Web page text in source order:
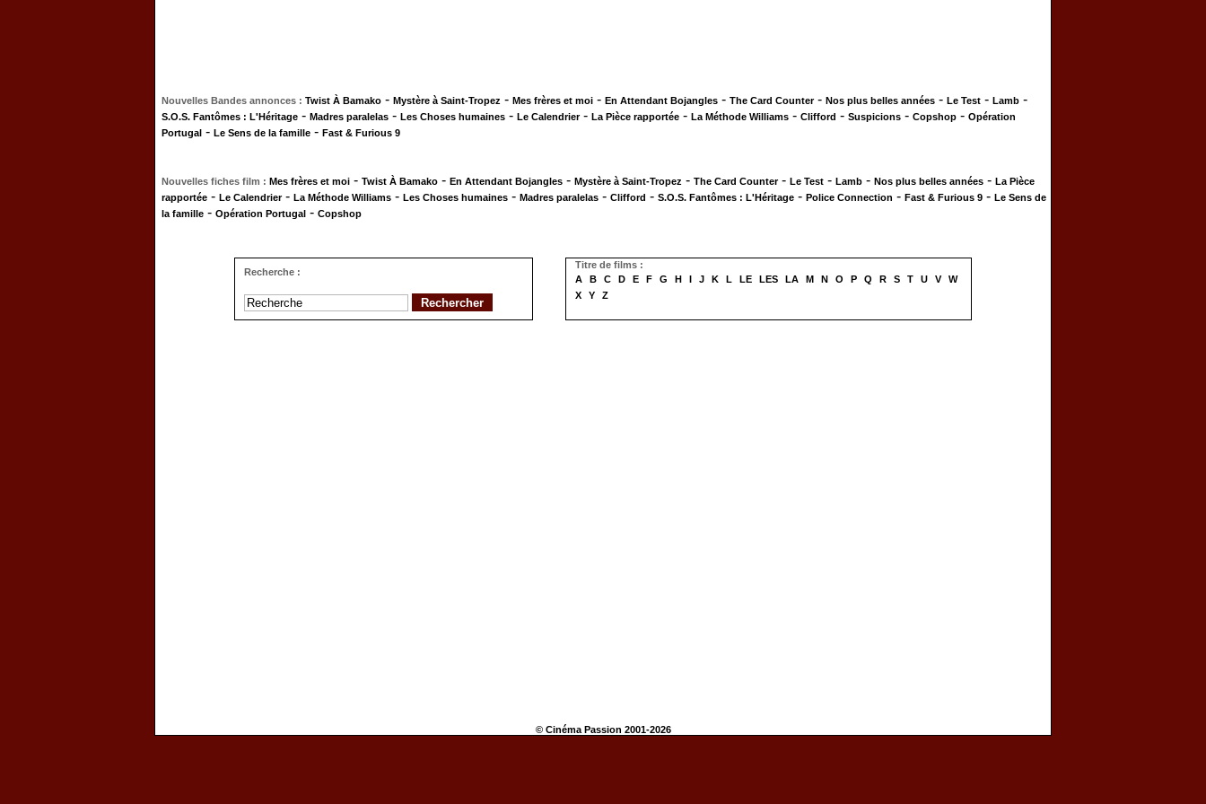
Nouvelles Bandes annonces : Twist À Bamako - Mystère à Saint-Tropez - Mes frères et moi - En Attendant Bojangles - The Card Counter- Nos plus belles années - Le Test - Lamb -
S.O.S. Fantômes : L'Héritage - Madres paralelas - Les Choses humaines - Le Calendrier- La Pièce rapportée - La Méthode Williams - Clifford - Suspicions - Copshop - Opération
Portugal - Le Sens de la famille - Fast & Furious 9
Nouvelles fiches film : Mes frères et moi - Twist À Bamako - En Attendant Bojangles - Mystère à Saint-Tropez - The Card Counter- Le Test - Lamb - Nos plus belles années - La Pièce
rapportée - Le Calendrier- La Méthode Williams - Les Choses humaines - Madres paralelas - Clifford - S.O.S. Fantômes : L'Héritage - Police Connection - Fast & Furious 9 - Le Sens de
la famille - Opération Portugal - Copshop
Recherche :
Titre de films :
A
B C D E F G H I J K L LE LES LA M N O P Q R S T U V
W
X
Y Z
© Cinéma Passion 2001-2026